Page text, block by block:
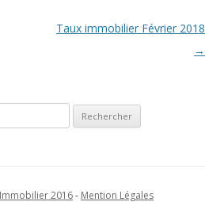
Taux immobilier Février 2018
→
2016- Mention Légales